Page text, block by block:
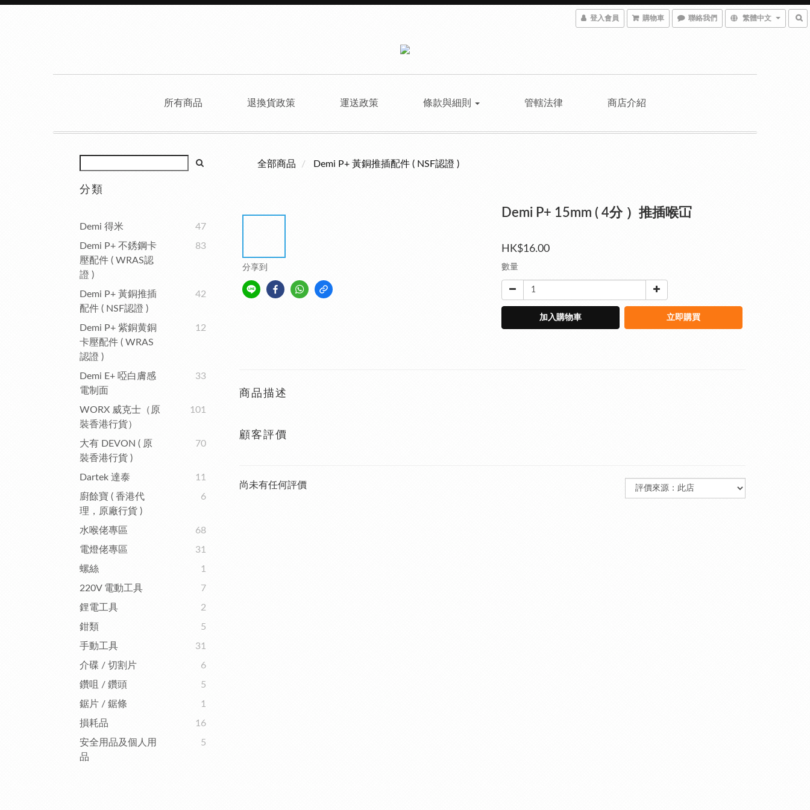
登入會員 購物車 聯絡我們 繁體中文
所有商品 退換貨政策 運送政策 條款與細則 管轄法律 商店介紹
分類
Demi 得米
47
Demi P+ 不銹鋼卡
壓配件 ( WRAS認
證 )
83
Demi P+ 黃銅推插
配件 ( NSF認證 )
42
Demi P+ 紫銅黄銅
卡壓配件 ( WRAS
認證 )
12
Demi E+ 啞白膚感
電制面
33
WORX 威克士（原
裝香港行貨）
101
大有 DEVON ( 原
裝香港行貨 )
70
Dartek 達泰
11
廚餘寶 ( 香港代
理，原廠行貨 )
6
水喉佬專區
68
電燈佬專區
31
螺絲
1
220V 電動工具
7
鋰電工具
2
鉗類
5
手動工具
31
介碟 / 切割片
6
鑽咀 / 鑽頭
5
鋸片 / 鋸條
1
損耗品
16
安全用品及個人用
品
5
全部商品 Demi P+ 黃銅推插配件 ( NSF認證 )
分享到
Demi P+ 15mm ( 4分 ）推插喉冚
HK$16.00
數量
加入購物車 立即購買
商品描述
顧客評價
尚未有任何評價